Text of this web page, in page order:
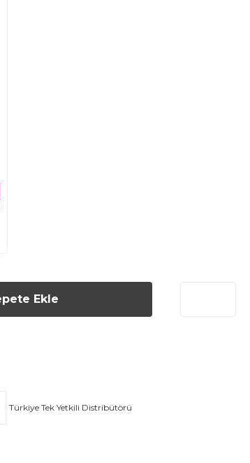
Ekle
Türkiye Tek Yetkili Distribütörü